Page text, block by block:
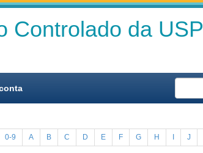
Controlado da USP
0-9 A B C D E F G H I J